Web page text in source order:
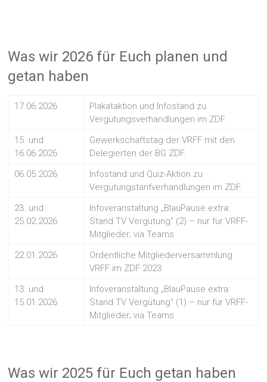
Was wir 2026 für Euch planen und
getan haben
17.06.2026
Plakataktion und Infostand zu
Vergütungsverhandlungen im ZDF.
15. und
16.06.2026
Gewerkschaftstag der VRFF mit den
Delegierten der BG ZDF.
06.05.2026
Infostand und Quiz-Aktion zu
Vergütungstarifverhandlungen im ZDF.
23. und
25.02.2026
Infoveranstaltung „BlauPause extra:
Stand TV Vergütung“ (2) – nur für VRFF-
Mitglieder; via Teams
22.01.2026
Ordentliche Mitgliederversammlung
VRFF im ZDF 2023
13. und
15.01.2026
Infoveranstaltung „BlauPause extra:
Stand TV Vergütung“ (1) – nur für VRFF-
Mitglieder; via Teams
Was wir 2025 für Euch getan haben